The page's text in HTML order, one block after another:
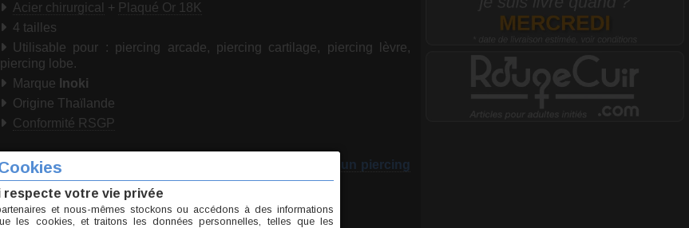
Acier chirurgical + Plaqué Or 18K
4 tailles
Utilisable pour : piercing arcade, piercing cartilage, piercing lèvre,
piercing lobe.
Marque Inoki
Origine Thaïlande
Conformité RSGP
Téléchargez notre guide : Prendre les mesures pour un piercing